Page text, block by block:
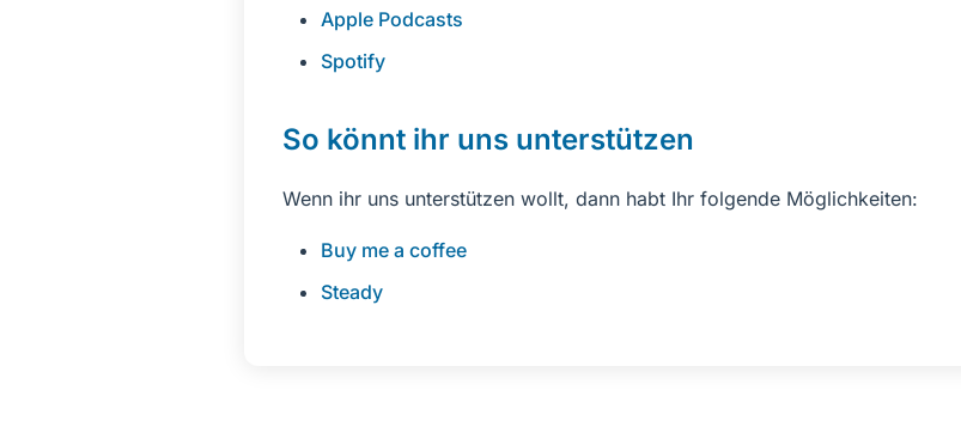
Apple Podcasts
Spotify
So könnt ihr uns unterstützen
Wenn ihr uns unterstützen wollt, dann habt Ihr folgende Möglichkeiten:
Buy me a coffee
Steady